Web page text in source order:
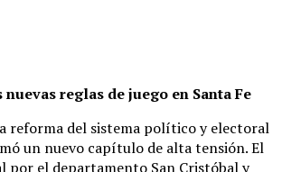
reglas de juego en Santa Fe
reforma del sistema político y electoral
un nuevo capítulo de alta tensión. El
por el departamento San Cristóbal y